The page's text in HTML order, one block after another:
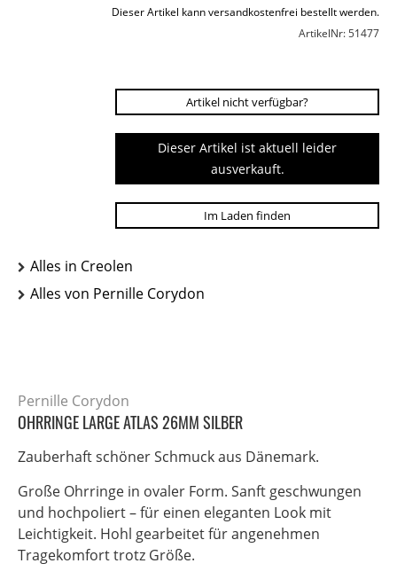
Dieser Artikel kann versandkostenfrei bestellt werden.
ArtikelNr: 51477
Artikel nicht verfügbar?
Dieser Artikel ist aktuell leider
ausverkauft.
Im Laden finden
Alles in Creolen
Alles von Pernille Corydon
Pernille Corydon
OHRRINGE LARGE ATLAS 26MM SILBER
Zauberhaft schöner Schmuck aus Dänemark.
Große Ohrringe in ovaler Form. Sanft geschwungen
und hochpoliert – für einen eleganten Look mit
Leichtigkeit. Hohl gearbeitet für angenehmen
Tragekomfort trotz Größe.